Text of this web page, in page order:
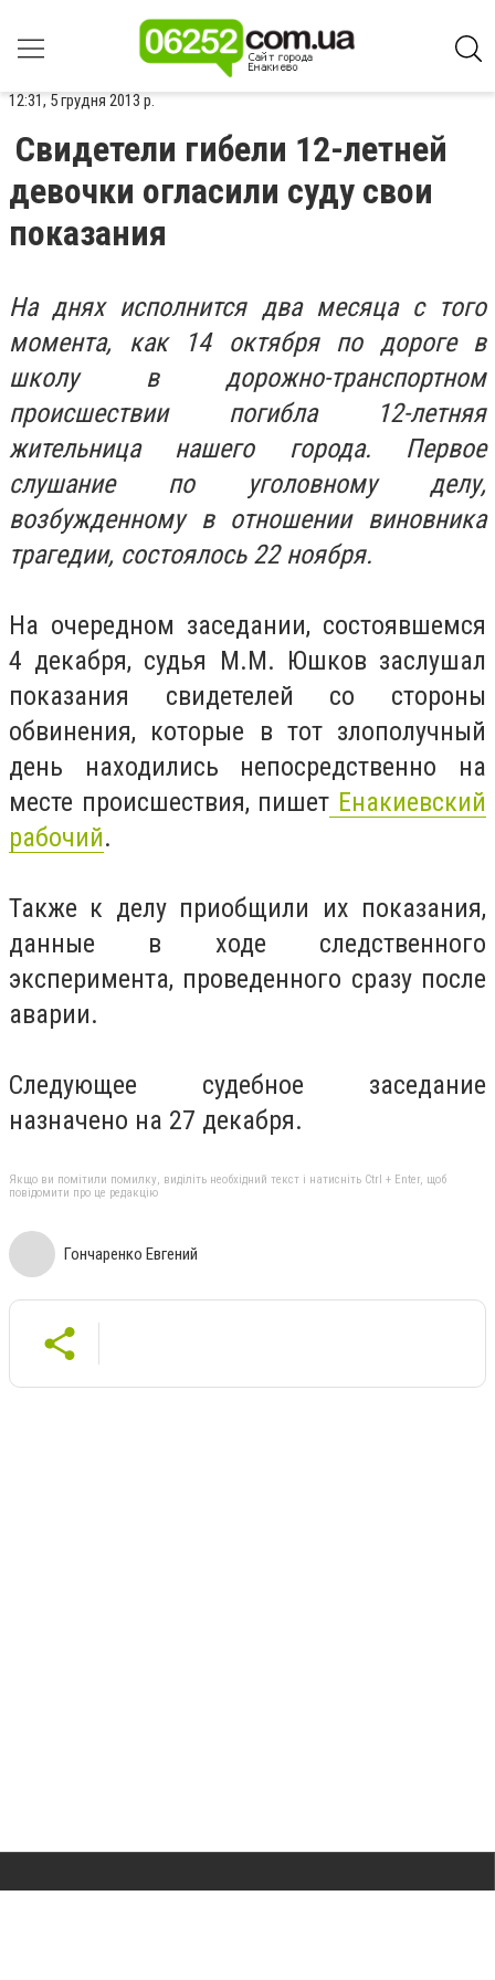
12:31, 5 грудня 2013 р.
Свидетели гибели 12-летней
девочки огласили суду свои
показания
На днях исполнится два месяца с того
момента, как 14 октября по дороге в
школу в дорожно-транспортном
происшествии погибла 12-летняя
жительница нашего города. Первое
слушание по уголовному делу,
возбужденному в отношении виновника
трагедии, состоялось 22 ноября.
На очередном заседании, состоявшемся
4 декабря, судья М.М. Юшков заслушал
показания свидетелей со стороны
обвинения, которые в тот злополучный
день находились непосредственно на
месте происшествия, пишет Енакиевский
рабочий.
Также к делу приобщили их показания,
данные в ходе следственного
эксперимента, проведенного сразу после
аварии.
Следующее судебное заседание
назначено на 27 декабря.
Якщо ви помітили помилку, виділіть необхідний текст і натисніть Ctrl + Enter, щоб
повідомити про це редакцію
Гончаренко Евгений